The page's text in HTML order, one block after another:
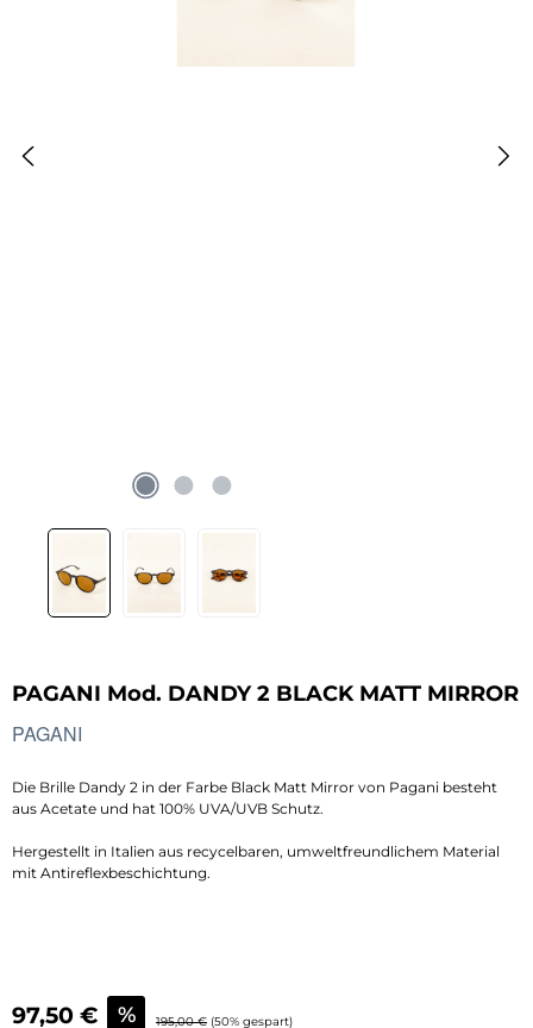
PAGANI Mod. DANDY 2 BLACK MATT MIRROR
PAGANI
Die Brille Dandy 2 in der Farbe Black Matt Mirror von Pagani besteht
aus Acetate und hat 100% UVA/UVB Schutz.
Hergestellt in Italien aus recycelbaren, umweltfreundlichem Material
mit Antireflexbeschichtung.
Verkaufspreis:
97,50 € % Regulärer Preis:
195,00 € (50% gespart)